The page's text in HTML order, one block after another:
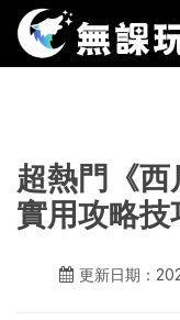
超熱門《
實用攻略技
更新日期：